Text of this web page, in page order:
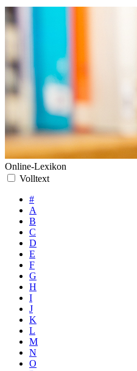
Online-Lexikon
Volltext
#
A
B
C
D
E
F
G
H
I
J
K
L
M
N
O